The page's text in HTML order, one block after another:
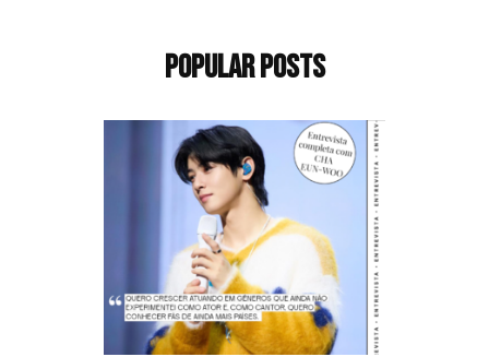
Popular Posts